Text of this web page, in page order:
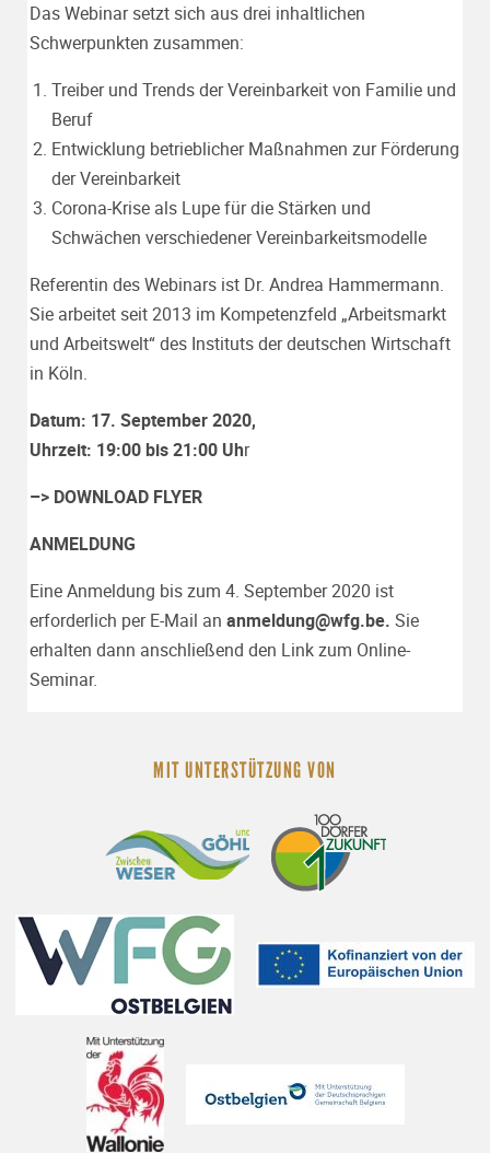
Das Webinar setzt sich aus drei inhaltlichen
Schwerpunkten zusammen:
Treiber und Trends der Vereinbarkeit von Familie und
Beruf
Entwicklung betrieblicher Maßnahmen zur Förderung
der Vereinbarkeit
Corona-Krise als Lupe für die Stärken und
Schwächen verschiedener Vereinbarkeitsmodelle
Referentin des Webinars ist Dr. Andrea Hammermann.
Sie arbeitet seit 2013 im Kompetenzfeld „Arbeitsmarkt
und Arbeitswelt“ des Instituts der deutschen Wirtschaft
in Köln.
Datum: 17. September 2020,
Uhrzeit: 19:00 bis 21:00 Uhr
–> DOWNLOAD FLYER
ANMELDUNG
Eine Anmeldung bis zum 4. September 2020 ist
erforderlich per E-Mail an anmeldung@wfg.be. Sie
erhalten dann anschließend den Link zum Online-
Seminar.
MIT UNTERSTÜTZUNG VON